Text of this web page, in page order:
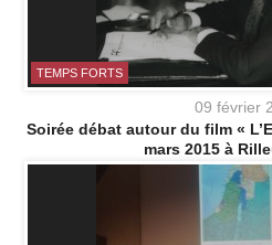
TEMPS FORTS
09 février
Soirée débat autour du film «
mars 2015 à